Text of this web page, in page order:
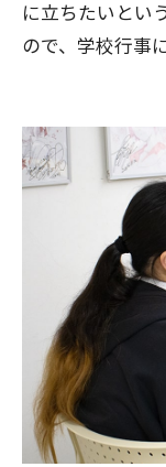
に立ちたいとい
ので、学校行事